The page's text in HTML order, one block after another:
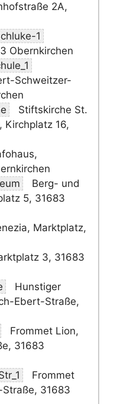
2A,
1
Obernkirchen
Schweitzer-
Stiftskirche St.
Kirchplatz 16,
Berg- und
5, 31683
Marktplatz,
3, 31683
Hunstiger
Ebert-Straße,
Frommet Lion,
31683
Frommet
31683